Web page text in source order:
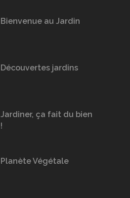
Bienvenue au Jardin
Découvertes jardins
Jardiner, ça fait du bien
!
Planète Végétale